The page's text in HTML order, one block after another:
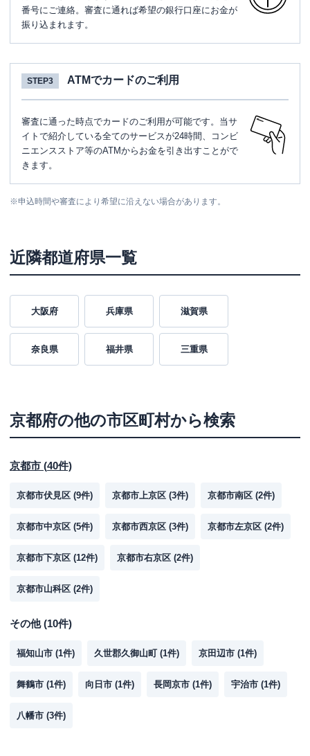
番号にご連絡。審査に通れば希望の銀行口座にお金が
振り込まれます。
STEP3 ATMでカードのご利用
審査に通った時点でカードのご利用が可能です。当サ
イトで紹介している全てのサービスが24時間、コンビ
ニエンスストア等のATMからお金を引き出すことがで
きます。
※申込時間や審査により希望に沿えない場合があります。
近隣都道府県一覧
大阪府 兵庫県 滋賀県
奈良県 福井県 三重県
京都府の他の市区町村から検索
京都市 (40件)
京都市伏見区 (9件) 京都市上京区 (3件) 京都市南区 (2件)
京都市中京区 (5件) 京都市西京区 (3件) 京都市左京区 (2件)
京都市下京区 (12件) 京都市右京区 (2件)
京都市山科区 (2件)
その他(10件)
福知山市 (1件) 久世郡久御山町 (1件) 京田辺市 (1件)
舞鶴市 (1件) 向日市 (1件) 長岡京市 (1件) 宇治市 (1件)
八幡市 (3件)